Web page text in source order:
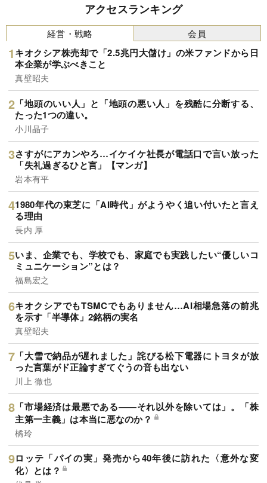
アクセスランキング
経営・戦略
キオクシア株売却で「2.5兆円大儲け」の米ファンドから日
本企業が学ぶべきこと
真壁昭夫
「地頭のいい人」と「地頭の悪い人」を残酷に分断する、
たった1つの違い。
小川晶子
さすがにアカンやろ…イケイケ社長が電話口で言い放った
「失礼過ぎるひと言」【マンガ】
岩本有平
1980年代の東芝に「AI時代」がようやく追い付いたと言え
る理由
長内 厚
いま、企業でも、学校でも、家庭でも実践したい“優しいコ
ミュニケーション”とは？
福島宏之
キオクシアでもTSMCでもありません…AI相場急落の前兆
を示す「半導体」2銘柄の実名
真壁昭夫
「大雪で納品が遅れました」詫びる松下電器にトヨタが放
った言葉がド正論すぎてぐうの音も出ない
川上 徹也
「市場経済は最悪である――それ以外を除いては」。「株
主第一主義」は本当に悪なのか？
橘玲
ロッテ「パイの実」発売から40年後に訪れた〈意外な変
化〉とは？
会員